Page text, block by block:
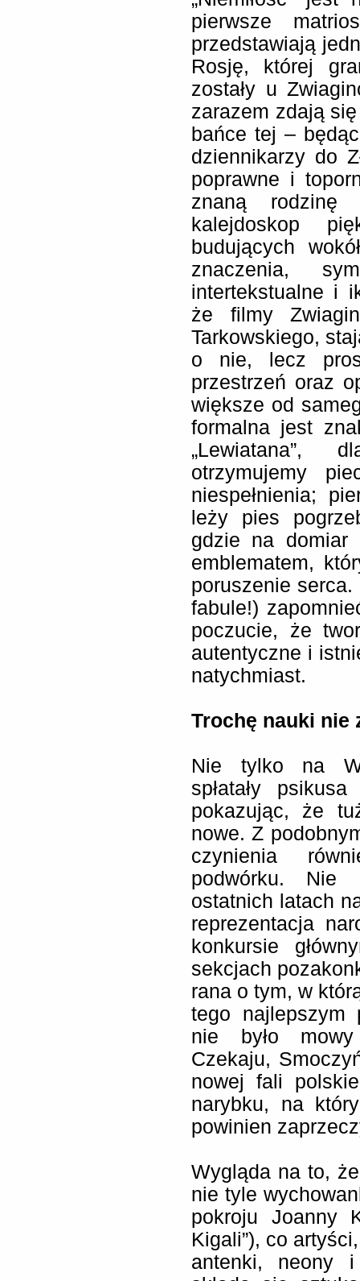
pierwsze
przedstawiają
Rosję, której
zostały u
zarazem zdają
bańce tej –
dziennikarzy do
poprawne i
znaną
kalejdoskop
budujących
znaczenia,
intertekstualne i
że filmy
Tarkowskiego,
o nie, lecz
przestrzeń oraz
większe od
formalna jest
„Lewiatana”,
otrzymujemy
niespełnienia;
leży pies
gdzie na domiar
emblematem,
poruszenie
fabule!)
poczucie, że
autentyczne i
natychmiast.
Trochę nauki nie
Nie tylko na
spłatały
pokazując, że
nowe. Z
czynienia
podwórku. Nie
ostatnich latach
reprezentacja
konkursie
sekcjach
rana o tym, w
tego najlepszym
nie było
Czekaju,
nowej fali
narybku, na
powinien
Wygląda na to,
nie tyle
pokroju Joanny
Kigali”), co
antenki, neony